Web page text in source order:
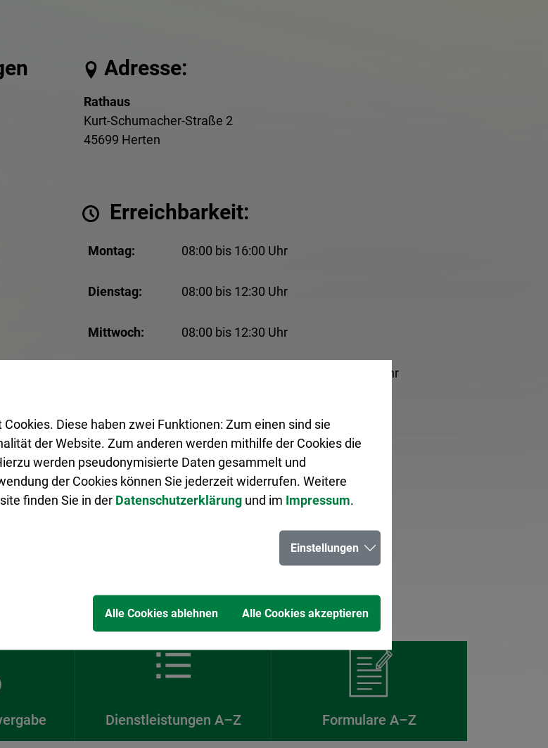
Adresse:
Rathaus
Kurt-Schumacher-Straße 2
45699 Herten
Erreichbarkeit:
Montag: 08:00 bis 16:00 Uhr
Dienstag: 08:00 bis 12:30 Uhr
Mittwoch: 08:00 bis 12:30 Uhr
08:00 bis 12:30 Uhr, 14:00 bis 17:30 Uhr
An Brückentagen geschlossen.
Terminvergabe erforderlich.
Dienstleistungen A–Z Formulare A–Z
Diese haben zwei Funktionen: Zum einen sind sie
der Website. Zum anderen werden mithilfe der Cookies die
werden pseudonymisierte Daten gesammelt und
der Cookies können Sie jederzeit widerrufen. Weitere
finden Sie in der Datenschutzerklärung und im Impressum.
Einstellungen
Alle Cookies ablehnen Alle Cookies akzeptieren